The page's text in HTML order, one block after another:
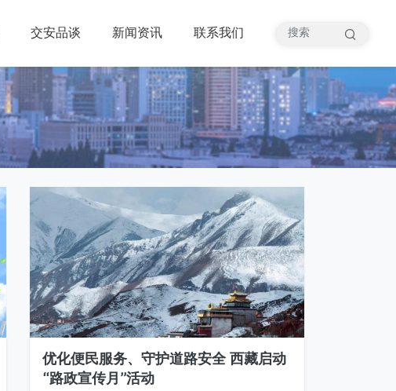
交安品谈 新闻资讯 联系我们
优化便民服务、守护道路安全 西藏启动
“路政宣传月”活动